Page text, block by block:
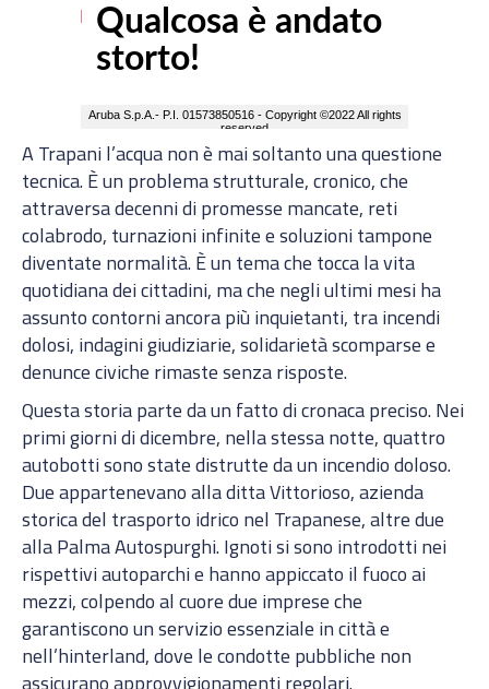
A Trapani l’acqua non è mai soltanto una questione
tecnica. È un problema strutturale, cronico, che
attraversa decenni di promesse mancate, reti
colabrodo, turnazioni infinite e soluzioni tampone
diventate normalità. È un tema che tocca la vita
quotidiana dei cittadini, ma che negli ultimi mesi ha
assunto contorni ancora più inquietanti, tra incendi
dolosi, indagini giudiziarie, solidarietà scomparse e
denunce civiche rimaste senza risposte.
Questa storia parte da un fatto di cronaca preciso. Nei
primi giorni di dicembre, nella stessa notte, quattro
autobotti sono state distrutte da un incendio doloso.
Due appartenevano alla ditta Vittorioso, azienda
storica del trasporto idrico nel Trapanese, altre due
alla Palma Autospurghi. Ignoti si sono introdotti nei
rispettivi autoparchi e hanno appiccato il fuoco ai
mezzi, colpendo al cuore due imprese che
garantiscono un servizio essenziale in città e
nell’hinterland, dove le condotte pubbliche non
assicurano approvvigionamenti regolari.